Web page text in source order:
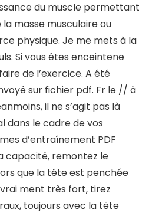
du muscle permettant
masse musculaire ou
physique. Je me mets à la
Si vous êtes enceintene
de l’exercice. A été
sur fichier pdf. Fr le // à
il ne s’agit pas là
dans le cadre de vos
d’entraînement PDF
capacité, remontez le
que la tête est penchée
ment très fort, tirez
toujours avec la tête